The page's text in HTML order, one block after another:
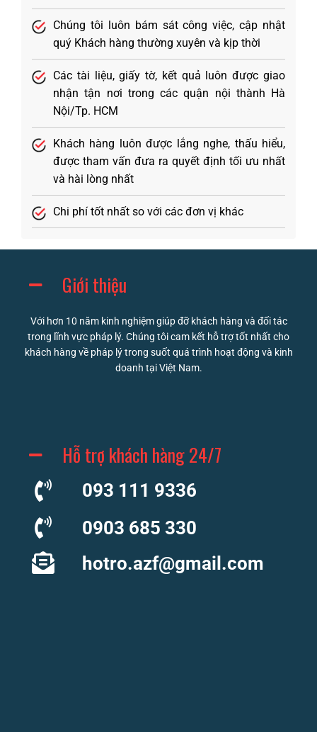
Chúng tôi luôn bám sát công việc, cập nhật
quý Khách hàng thường xuyên và kịp thời
Các tài liệu, giấy tờ, kết quả luôn được giao
nhận tận nơi trong các quận nội thành Hà
Nội/Tp. HCM
Khách hàng luôn được lắng nghe, thấu hiểu,
được tham vấn đưa ra quyết định tối ưu nhất
và hài lòng nhất
Chi phí tốt nhất so với các đơn vị khác
Giới thiệu
Với hơn 10 năm kinh nghiệm giúp đỡ khách hàng và đối tác
trong lĩnh vực pháp lý. Chúng tôi cam kết hỗ trợ tốt nhất cho
khách hàng về pháp lý trong suốt quá trình hoạt động và kinh
doanh tại Việt Nam.
Hỗ trợ khách hàng 24/7
093 111 9336
0903 685 330
hotro.azf@gmail.com